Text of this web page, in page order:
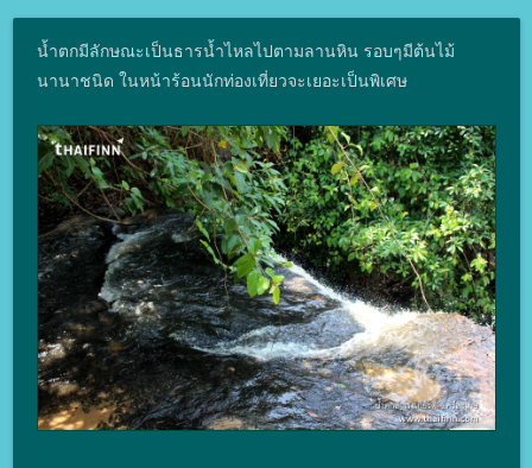
น้ำตกมีลักษณะเป็นธารน้ำไหลไปตามลานหิน รอบๆมีต้นไม้
นานาชนิด ในหน้าร้อนนักท่องเที่ยวจะเยอะเป็นพิเศษ